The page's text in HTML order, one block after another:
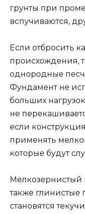
грунты при
вспучиваются,
Если отбросить
происхождения,
однородные
Фундамент не
больших
не
если
применять
которые будут
также глинистые
становятся